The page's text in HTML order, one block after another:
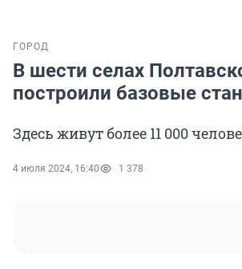
ГОРОД
В шести селах
построили базовые
Здесь живут более 11 000
4 июля 2024, 16:40 1 378